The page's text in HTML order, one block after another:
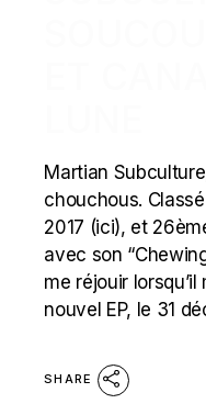
Martian
chouchous.
2017 (ici), et
avec son
me réjouir lorsqu’il
nouvel EP, le 31
SHARE